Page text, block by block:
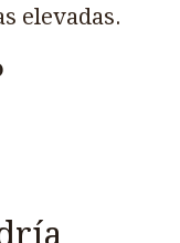
elevadas.